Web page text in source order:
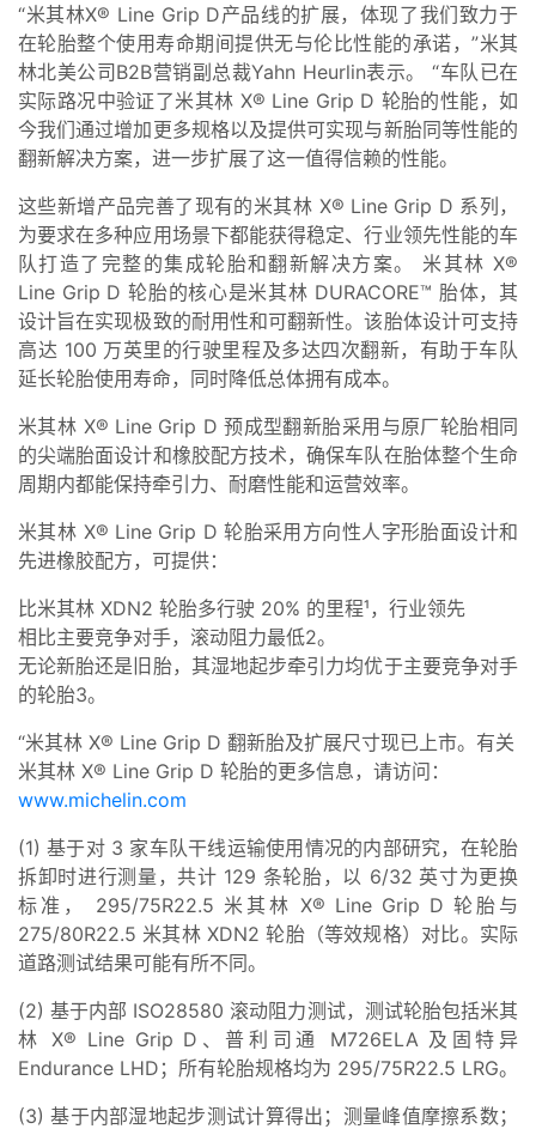
“米其林X® Line Grip D产品线的扩展，体现了我们致力于
在轮胎整个使用寿命期间提供无与伦比性能的承诺，”米其
林北美公司B2B营销副总裁Yahn Heurlin表示。 “车队已在
实际路况中验证了米其林 X® Line Grip D 轮胎的性能，如
今我们通过增加更多规格以及提供可实现与新胎同等性能的
翻新解决方案，进一步扩展了这一值得信赖的性能。
这些新增产品完善了现有的米其林 X® Line Grip D 系列，
为要求在多种应用场景下都能获得稳定、行业领先性能的车
队打造了完整的集成轮胎和翻新解决方案。 米其林 X®
Line Grip D 轮胎的核心是米其林 DURACORE™ 胎体，其
设计旨在实现极致的耐用性和可翻新性。该胎体设计可支持
高达 100 万英里的行驶里程及多达四次翻新，有助于车队
延长轮胎使用寿命，同时降低总体拥有成本。
米其林 X® Line Grip D 预成型翻新胎采用与原厂轮胎相同
的尖端胎面设计和橡胶配方技术，确保车队在胎体整个生命
周期内都能保持牵引力、耐磨性能和运营效率。
米其林 X® Line Grip D 轮胎采用方向性人字形胎面设计和
先进橡胶配方，可提供：
比米其林 XDN2 轮胎多行驶 20% 的里程¹，行业领先
相比主要竞争对手，滚动阻力最低2。
无论新胎还是旧胎，其湿地起步牵引力均优于主要竞争对手
的轮胎3。
“米其林 X® Line Grip D 翻新胎及扩展尺寸现已上市。有关
米其林 X® Line Grip D 轮胎的更多信息，请访问：
www.michelin.com
(1) 基于对 3 家车队干线运输使用情况的内部研究，在轮胎
拆卸时进行测量，共计 129 条轮胎，以 6/32 英寸为更换
标准， 295/75R22.5 米其林 X® Line Grip D 轮胎与
275/80R22.5 米其林 XDN2 轮胎（等效规格）对比。实际
道路测试结果可能有所不同。
(2) 基于内部 ISO28580 滚动阻力测试，测试轮胎包括米其
林 X® Line Grip D、普利司通 M726ELA 及固特异
Endurance LHD；所有轮胎规格均为 295/75R22.5 LRG。
(3) 基于内部湿地起步测试计算得出；测量峰值摩擦系数；